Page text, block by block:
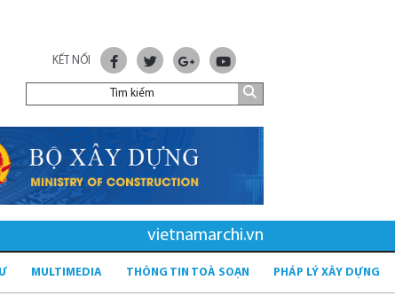
KẾT NỐI
vietnamarchi.vn
MULTIMEDIA THÔNG TIN TOÀ SOẠN PHÁP LÝ XÂY DỰNG